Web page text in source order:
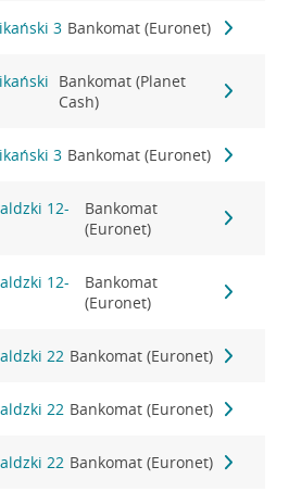
3 Bankomat (Euronet)
Bankomat (Planet
Cash)
3 Bankomat (Euronet)
12-
Bankomat
(Euronet)
12-
Bankomat
(Euronet)
22 Bankomat (Euronet)
22 Bankomat (Euronet)
22 Bankomat (Euronet)